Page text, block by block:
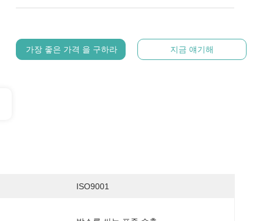
가장 좋은 가격 을 구하라 지금 얘기해
ISO9001